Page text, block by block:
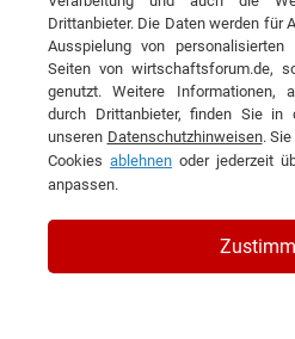
KONTAKT
Sirius Facilities
Drittanbieter. Die Daten werden für
Ausspielung von
Seiten von wirtschaftsforum.de,
genutzt. Weitere Informationen,
durch Drittanbieter, finden Sie in
unseren Datenschutzhinweisen.
Cookies ablehnen oder jederzeit
anpassen.